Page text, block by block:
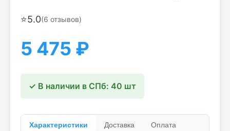
⭐5.0(6 отзывов)
5 475 ₽
✓ В наличии в СПб: 40 шт
Характеристики Доставка Оплата